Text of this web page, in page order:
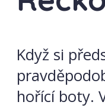
Když si
hořící boty.